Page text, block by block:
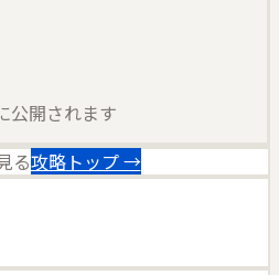
公開されます
る攻略トップ →